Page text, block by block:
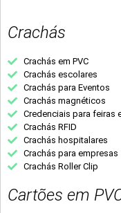
Crachás
Crachás em PVC
Crachás escolares
Crachás para Eventos
Crachás magnéticos
Credenciais para feiras
Crachás RFID
Crachás hospitalares
Crachás para empresas
Crachás Roller Clip
Cartões em